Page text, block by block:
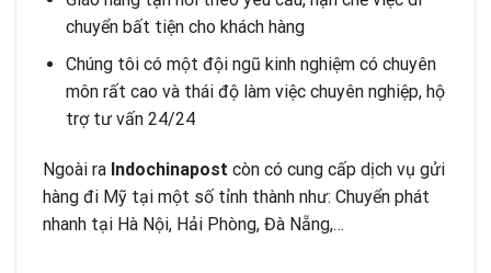
chuyển bất tiện cho khách hàng
Chúng tôi có một đội ngũ kinh nghiệm có chuyên
môn rất cao và thái độ làm việc chuyên nghiệp, hộ
trợ tư vấn 24/24
Ngoài ra Indochinapost còn có cung cấp dịch vụ gửi
hàng đi Mỹ tại một số tỉnh thành như: Chuyển phát
nhanh tại Hà Nội, Hải Phòng, Đà Nẵng,…